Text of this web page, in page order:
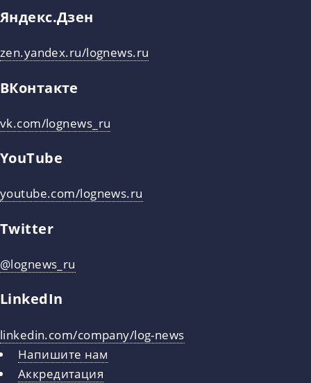
Яндекс.Дзен
zen.yandex.ru/lognews.ru
ВКонтакте
vk.com/lognews_ru
YouTube
youtube.com/lognews.ru
Twitter
@lognews_ru
LinkedIn
linkedin.com/company/log-news
Напишите нам
Аккредитация